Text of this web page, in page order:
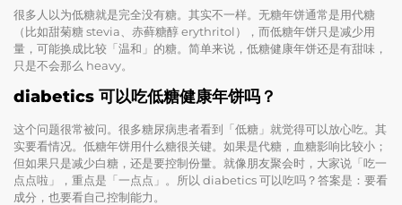
很多人以为低糖就是完全没有糖。其实不一样。无糖年饼通常是用代糖
（比如甜菊糖 stevia、赤藓糖醇 erythritol），而低糖年饼只是减少用
量，可能换成比较「温和」的糖。简单来说，低糖健康年饼还是有甜味，
只是不会那么 heavy。
diabetics 可以吃低糖健康年饼吗？
这个问题很常被问。很多糖尿病患者看到「低糖」就觉得可以放心吃。其
实要看情况。低糖年饼用什么糖很关键。如果是代糖，血糖影响比较小；
但如果只是减少白糖，还是要控制份量。就像朋友聚会时，大家说「吃一
点点啦」，重点是「一点点」。所以 diabetics 可以吃吗？答案是：要看
成分，也要看自己控制能力。